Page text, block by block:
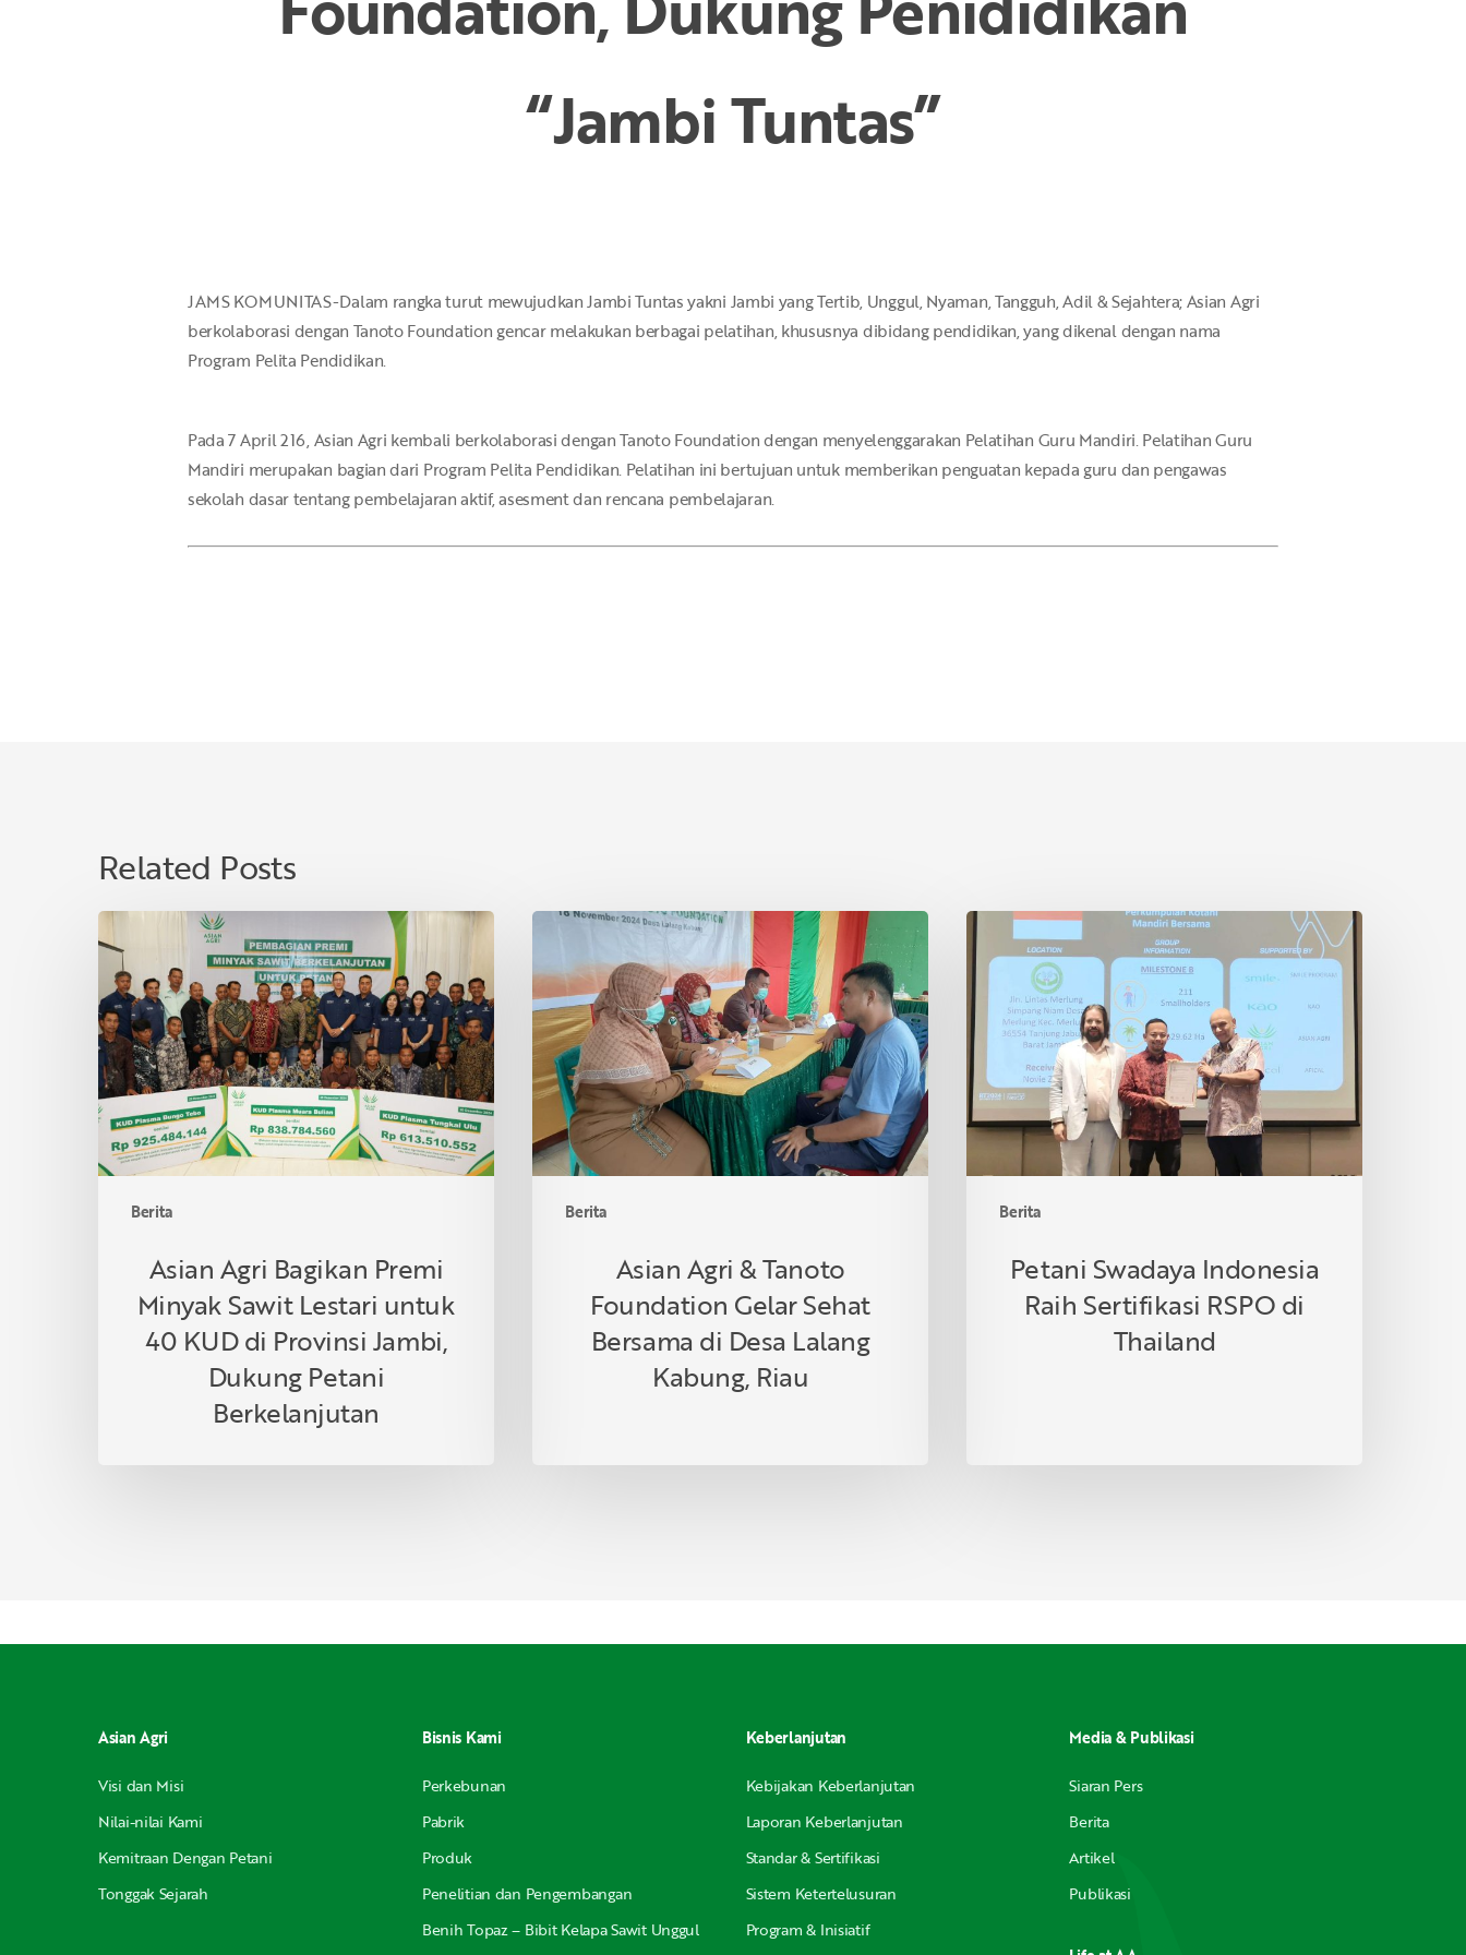
“Jambi Tuntas”
JAMS KOMUNITAS-Dalam rangka turut mewujudkan Jambi Tuntas yakni Jambi yang Tertib, Unggul, Nyaman, Tangguh, Adil & Sejahtera; Asian Agri
berkolaborasi dengan Tanoto Foundation gencar melakukan berbagai pelatihan, khususnya dibidang pendidikan, yang dikenal dengan nama
Program Pelita Pendidikan.
Pada 7 April 216, Asian Agri kembali berkolaborasi dengan Tanoto Foundation dengan menyelenggarakan Pelatihan Guru Mandiri. Pelatihan Guru
Mandiri merupakan bagian dari Program Pelita Pendidikan. Pelatihan ini bertujuan untuk memberikan penguatan kepada guru dan pengawas
sekolah dasar tentang pembelajaran aktif, asesment dan rencana pembelajaran.
Related Posts
Berita
Asian
Agri
Bagikan
Premi
Minyak
Sawit
Lestari
untuk
40
KUD
Provinsi
Dukung
Petani
Berkelanjutan
Asian Agri Bagikan Premi
Minyak Sawit Lestari untuk
40 KUD di Provinsi Jambi,
Dukung Petani
Berkelanjutan
Berita
Asian
&
Tanoto
Foundation
Gelar
Sehat
Bersama
di
Desa
Kabung,
Asian Agri & Tanoto
Foundation Gelar Sehat
Bersama di Desa Lalang
Kabung, Riau
Berita
Petani
Swadaya
Indonesia
Raih
Sertifikasi
RSPO
di
Thailand
Petani Swadaya Indonesia
Raih Sertifikasi RSPO di
Thailand
Asian Agri
Visi dan Misi
Nilai-nilai Kami
Kemitraan Dengan Petani
Tonggak Sejarah
Bisnis Kami
Perkebunan
Pabrik
Produk
Penelitian dan Pengembangan
Benih Topaz – Bibit Kelapa Sawit Unggul
Keberlanjutan
Kebijakan Keberlanjutan
Laporan Keberlanjutan
Standar & Sertifikasi
Sistem Ketertelusuran
Program & Inisiatif
Media & Publikasi
Siaran Pers
Berita
Artikel
Publikasi